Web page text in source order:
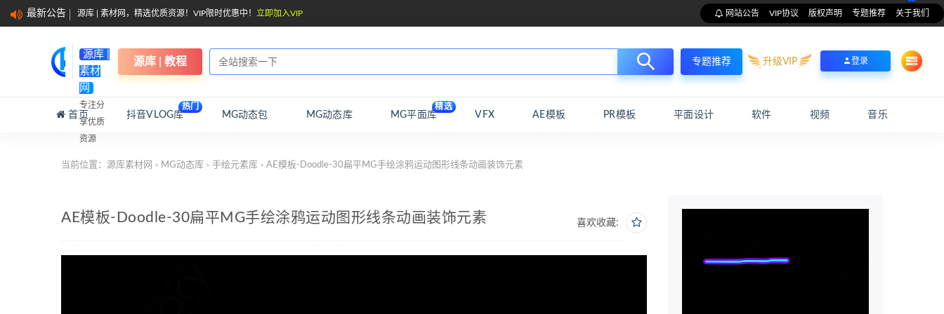
最新公告 源库 | 素材网，精选优质资源！VIP限时优惠中！ 立即加入VIP 网站公告 VIP协议 版权声明 专题推荐 关于我们
源库 |
素材
网
专注分
享优质
资源
源库 | 教程 专题推荐 升级VIP 登录
首页 抖音VLOG库
热门
MG动态包 MG动态库 MG平面库
精选
VFX AE模板 PR模板 平面设计 软件 视频 音乐
当前位置： 源库素材网 > MG动态库 > 手绘元素库 > AE模板-Doodle-30扁平MG手绘涂鸦运动图形线条动画装饰元素
喜欢收藏:
AE模板-Doodle-30扁平MG手绘涂鸦运动图形线条动画装饰元素